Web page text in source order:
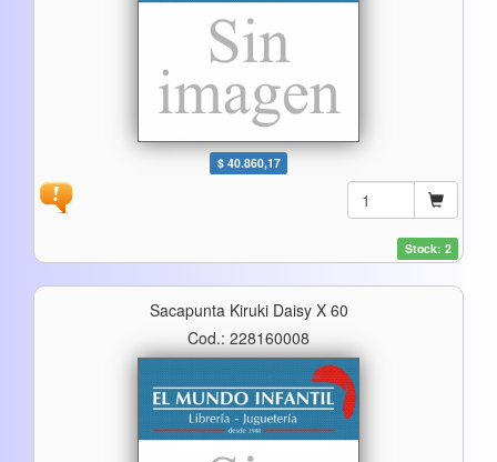
$ 40.860,17
Stock: 2
Sacapunta Kiruki Daisy X 60
Cod.: 228160008